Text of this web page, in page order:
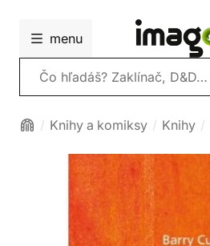
menu
Vyhľadávanie
Knihy a komiksy Knihy